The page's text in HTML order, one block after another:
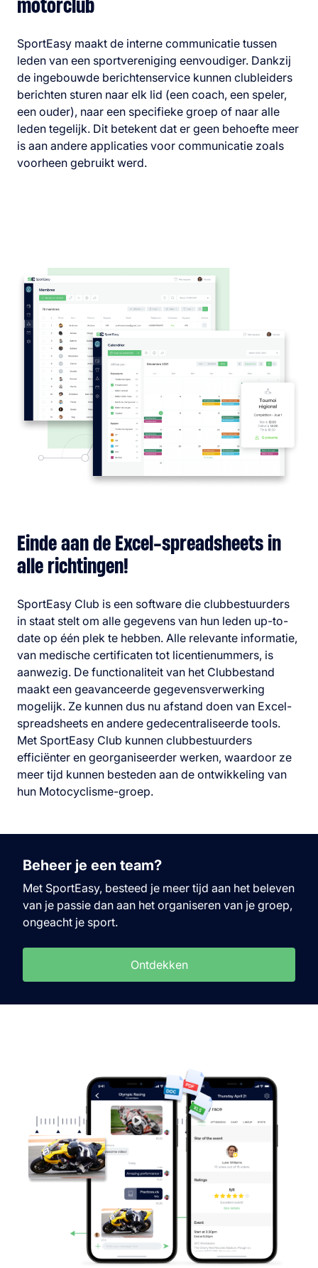
motorclub
SportEasy maakt de interne communicatie tussen
leden van een sportvereniging eenvoudiger. Dankzij
de ingebouwde berichtenservice kunnen clubleiders
berichten sturen naar elk lid (een coach, een speler,
een ouder), naar een specifieke groep of naar alle
leden tegelijk. Dit betekent dat er geen behoefte meer
is aan andere applicaties voor communicatie zoals
voorheen gebruikt werd.
Einde aan de Excel-spreadsheets in
alle richtingen!
SportEasy Club is een software die clubbestuurders
in staat stelt om alle gegevens van hun leden up-to-
date op één plek te hebben. Alle relevante informatie,
van medische certificaten tot licentienummers, is
aanwezig. De functionaliteit van het Clubbestand
maakt een geavanceerde gegevensverwerking
mogelijk. Ze kunnen dus nu afstand doen van Excel-
spreadsheets en andere gedecentraliseerde tools.
Met SportEasy Club kunnen clubbestuurders
efficiënter en georganiseerder werken, waardoor ze
meer tijd kunnen besteden aan de ontwikkeling van
hun Motocyclisme-groep.
Beheer je een team?
Met SportEasy, besteed je meer tijd aan het beleven
van je passie dan aan het organiseren van je groep,
ongeacht je sport.
Ontdekken